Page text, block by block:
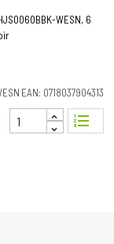
WESN, 6
EAN: 0718037904313
format_list_numbered